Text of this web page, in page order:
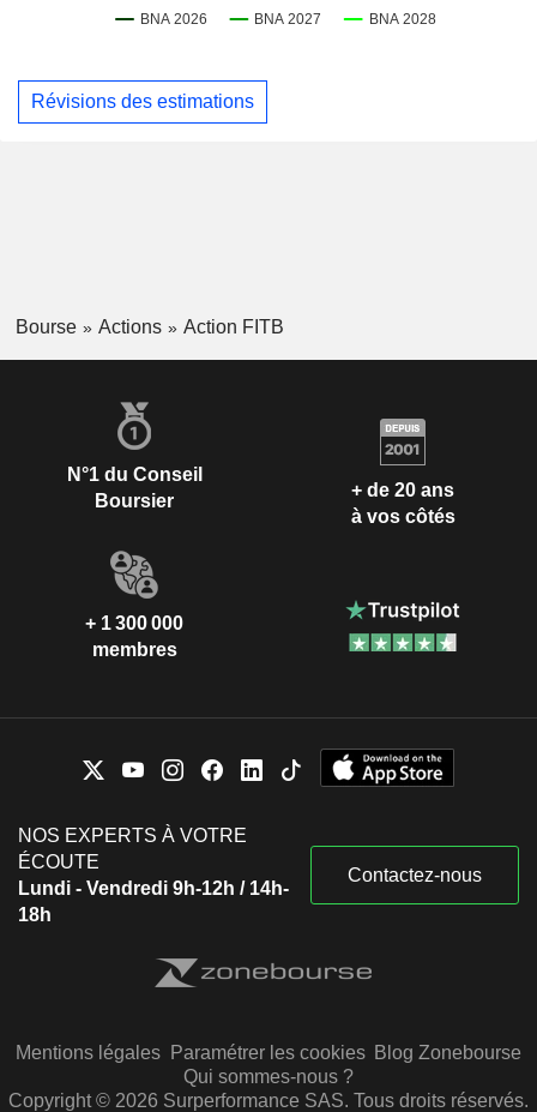
Révisions des estimations
Bourse Actions Action FITB
N°1 du Conseil
Boursier
+ de 20 ans
à vos côtés
+ 1 300 000
membres
NOS EXPERTS À VOTRE
ÉCOUTE
Lundi - Vendredi 9h-12h / 14h-
18h
Contactez-nous
Mentions légales Paramétrer les cookies Blog Zonebourse
Qui sommes-nous ?
Copyright © 2026 Surperformance SAS. Tous droits réservés.